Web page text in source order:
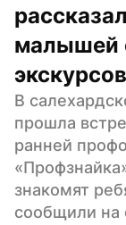
малышей
В
прошла
ранней
знакомят
сообщили на